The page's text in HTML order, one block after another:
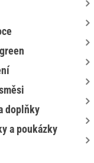
doplňky
a poukázky